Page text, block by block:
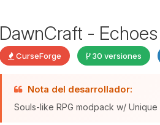
DawnCraft -
CurseForge 30 versiones
Nota del desarrollador:
Souls-like RPG modpack w/ Unique